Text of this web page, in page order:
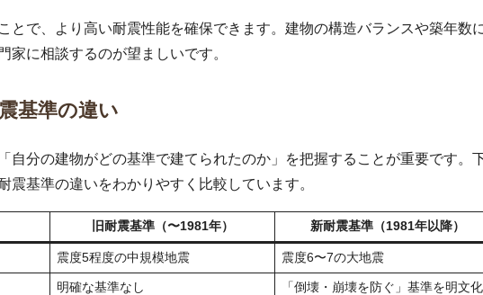
とで、より高い耐震性能を確保できます。建物の構造バランスや築年数
家に相談するのが望ましいです。
基準の違い
自分の建物がどの基準で建てられたのか」を把握することが重要です。
震基準の違いをわかりやすく比較しています。
旧耐震基準（〜1981年） 新耐震基準（1981年以降）
震度5程度の中規模地震 震度6〜7の大地震
明確な基準なし 「倒壊・崩壊を防ぐ」基準を明文化